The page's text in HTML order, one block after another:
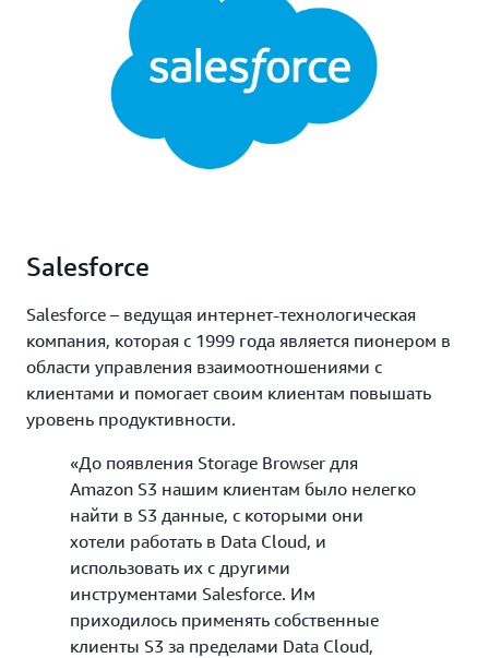
Salesforce
Salesforce – ведущая интернет-технологическая
компания, которая с 1999 года является пионером в
области управления взаимоотношениями с
клиентами и помогает своим клиентам повышать
уровень продуктивности.
«До появления Storage Browser для
Amazon S3 нашим клиентам было нелегко
найти в S3 данные, с которыми они
хотели работать в Data Cloud, и
использовать их с другими
инструментами Salesforce. Им
приходилось применять собственные
клиенты S3 за пределами Data Cloud,